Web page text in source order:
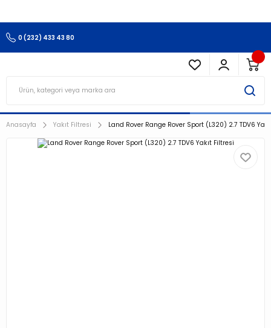
0 (232) 433 43 80
Anasayfa Yakıt Filtresi Land Rover Range Rover Sport (L320) 2.7 TDV6